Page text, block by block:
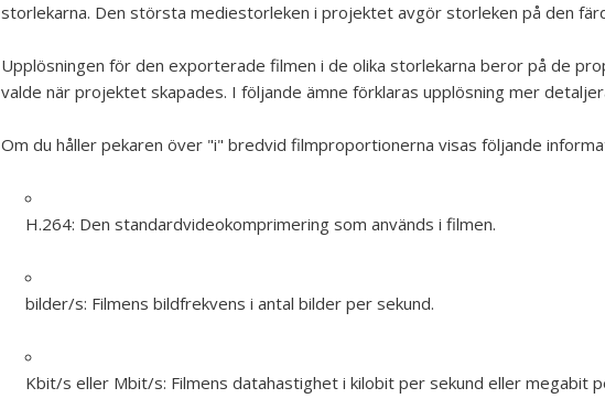
storlekarna. Den största mediestorleken i projektet avgör storleken på den
Upplösningen för den exporterade filmen i de olika storlekarna beror på de
valde när projektet skapades. I följande ämne förklaras upplösning mer
Om du håller pekaren över "i" bredvid filmproportionerna visas följande
H.264: Den standardvideokomprimering som används i filmen.
bilder/s: Filmens bildfrekvens i antal bilder per sekund.
Kbit/s eller Mbit/s: Filmens datahastighet i kilobit per sekund eller megabit